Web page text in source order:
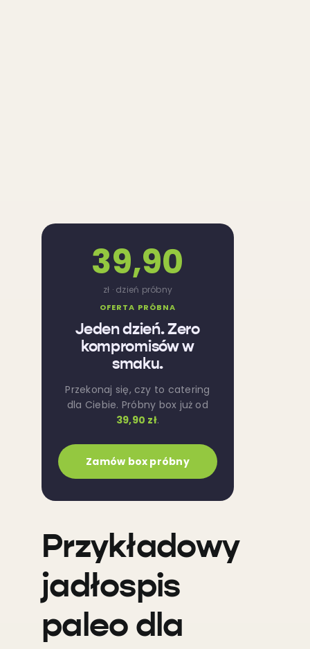
OFERTA PRÓBNA
Jeden dzień. Zero
kompromisów w
smaku.
Przekonaj się, czy to catering
dla Ciebie. Próbny box już od
39,90 zł.
Zamów box próbny
39,90
zł · dzień próbny
Przykładowy
jadłospis
paleo dla